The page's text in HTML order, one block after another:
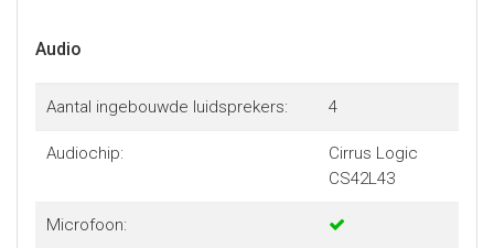
Audio
Aantal ingebouwde luidsprekers: 4
Audiochip:
Cirrus Logic
CS42L43
Microfoon: